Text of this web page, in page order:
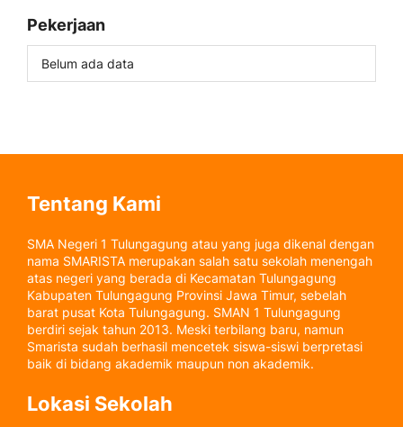
Pekerjaan
Belum ada data
Tentang Kami
SMA Negeri 1 Tulungagung atau yang juga dikenal dengan
nama SMARISTA merupakan salah satu sekolah menengah
atas negeri yang berada di Kecamatan Tulungagung
Kabupaten Tulungagung Provinsi Jawa Timur, sebelah
barat pusat Kota Tulungagung. SMAN 1 Tulungagung
berdiri sejak tahun 2013. Meski terbilang baru, namun
Smarista sudah berhasil mencetek siswa-siswi berpretasi
baik di bidang akademik maupun non akademik.
Lokasi Sekolah